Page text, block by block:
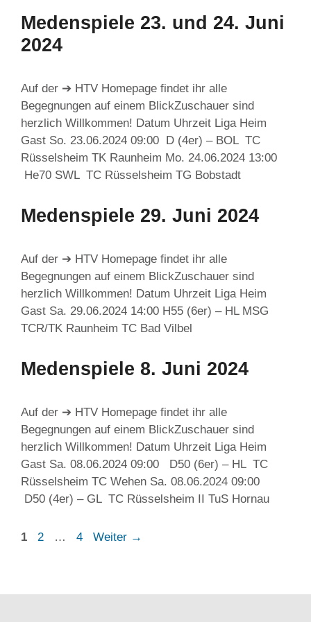
Medenspiele 23. und 24. Juni
2024
Auf der ➔ HTV Homepage findet ihr alle
Begegnungen auf einem BlickZuschauer sind
herzlich Willkommen! Datum Uhrzeit Liga Heim
Gast So. 23.06.2024 09:00 D (4er) – BOL TC
Rüsselsheim TK Raunheim Mo. 24.06.2024 13:00
He70 SWL TC Rüsselsheim TG Bobstadt
Medenspiele 29. Juni 2024
Auf der ➔ HTV Homepage findet ihr alle
Begegnungen auf einem BlickZuschauer sind
herzlich Willkommen! Datum Uhrzeit Liga Heim
Gast Sa. 29.06.2024 14:00 H55 (6er) – HL MSG
TCR/TK Raunheim TC Bad Vilbel
Medenspiele 8. Juni 2024
Auf der ➔ HTV Homepage findet ihr alle
Begegnungen auf einem BlickZuschauer sind
herzlich Willkommen! Datum Uhrzeit Liga Heim
Gast Sa. 08.06.2024 09:00 D50 (6er) – HL TC
Rüsselsheim TC Wehen Sa. 08.06.2024 09:00
D50 (4er) – GL TC Rüsselsheim II TuS Hornau
Seite
1 Seite
2 … Seite
4 Weiter →